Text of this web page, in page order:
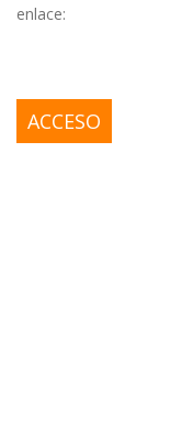
enlace:
ACCESO